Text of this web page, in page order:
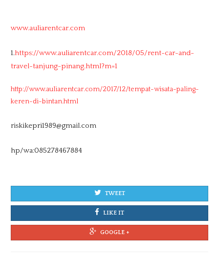
www.auliarentcar.com
1.https://www.auliarentcar.com/2018/05/rent-car-and-
travel-tanjung-pinang.html?m=1
http://www.auliarentcar.com/2017/12/tempat-wisata-paling-
keren-di-bintan.html
riskikepri1989@gmail.com
hp/wa:085278467884
TWEET
LIKE IT
GOOGLE +